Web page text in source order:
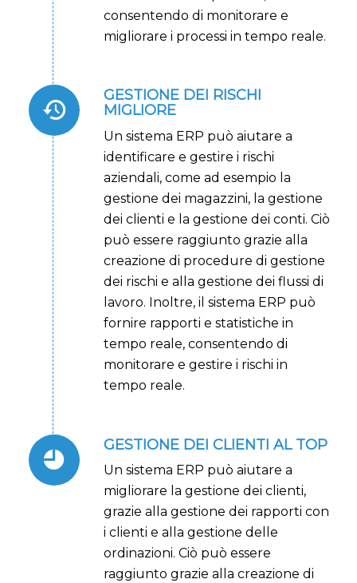
consentendo di monitorare e
migliorare i processi in tempo reale.
GESTIONE DEI RISCHI
MIGLIORE
Un sistema ERP può aiutare a
identificare e gestire i rischi
aziendali, come ad esempio la
gestione dei magazzini, la gestione
dei clienti e la gestione dei conti. Ciò
può essere raggiunto grazie alla
creazione di procedure di gestione
dei rischi e alla gestione dei flussi di
lavoro. Inoltre, il sistema ERP può
fornire rapporti e statistiche in
tempo reale, consentendo di
monitorare e gestire i rischi in
tempo reale.
GESTIONE DEI CLIENTI AL TOP
Un sistema ERP può aiutare a
migliorare la gestione dei clienti,
grazie alla gestione dei rapporti con
i clienti e alla gestione delle
ordinazioni. Ciò può essere
raggiunto grazie alla creazione di